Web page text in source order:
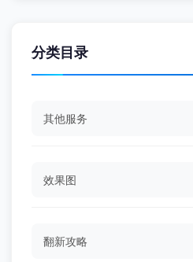
分类目录
其他服务
效果图
翻新攻略